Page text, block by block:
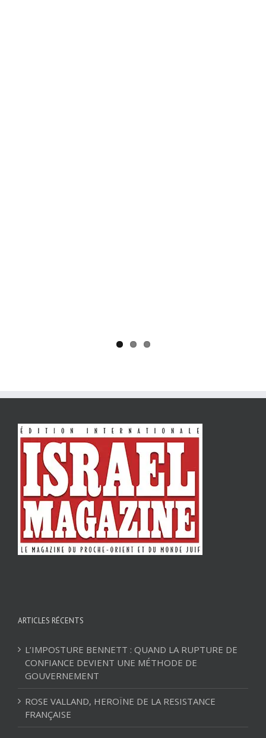
ARTICLES RÉCENTS
L’IMPOSTURE BENNETT : QUAND LA RUPTURE DE
CONFIANCE DEVIENT UNE MÉTHODE DE
GOUVERNEMENT
ROSE VALLAND, HEROÏNE DE LA RESISTANCE
FRANÇAISE